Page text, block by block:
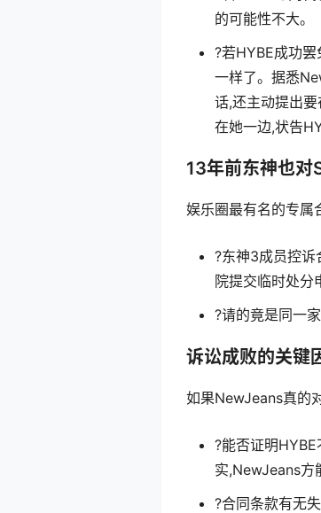
的可能性不大。
?若HYBE成功
一样了。据悉
话,还主动提出
在她一边,状告
13年前东神也对
娱乐圈最有名的专属
?东神3成员控诉
院提交临时处分
?请的竟是同一
诉讼成败的关键
如果NewJeans真的
?能否证明
实,NewJeans方
?合同条款有无